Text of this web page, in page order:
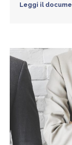
Leggi il